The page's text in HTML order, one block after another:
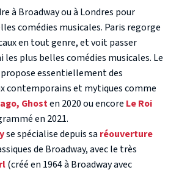
à Broadway ou à Londres pour
comédies musicales. Paris regorge
en tout genre, et voit passer
les plus belles comédies musicales. Le
propose essentiellement des
contemporains et mytiques comme
Ghosten 2020 ou encore Le Roi
en 2021.
se spécialise depuis sa réouverture
de Broadway, avec le très
(créé en 1964 à Broadway avec